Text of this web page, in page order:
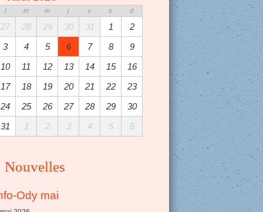
l m m j v s d
27 28 29 30 31 1
2
3
4 5 6 7 8
9
10
11 12 13 14 15
16
17
18 19 20 21 22
23
24
25 26 27 28 29
30
31
1 2 3 4 5 6
Nouvelles
Ody mai